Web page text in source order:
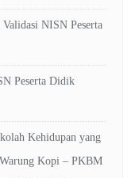
NISN Peserta
Peserta Didik
Kehidupan yang
Kopi – PKBM